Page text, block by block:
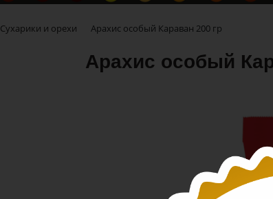
Сухарики и орехи Арахис особый Караван 200 гр
Арахис особый